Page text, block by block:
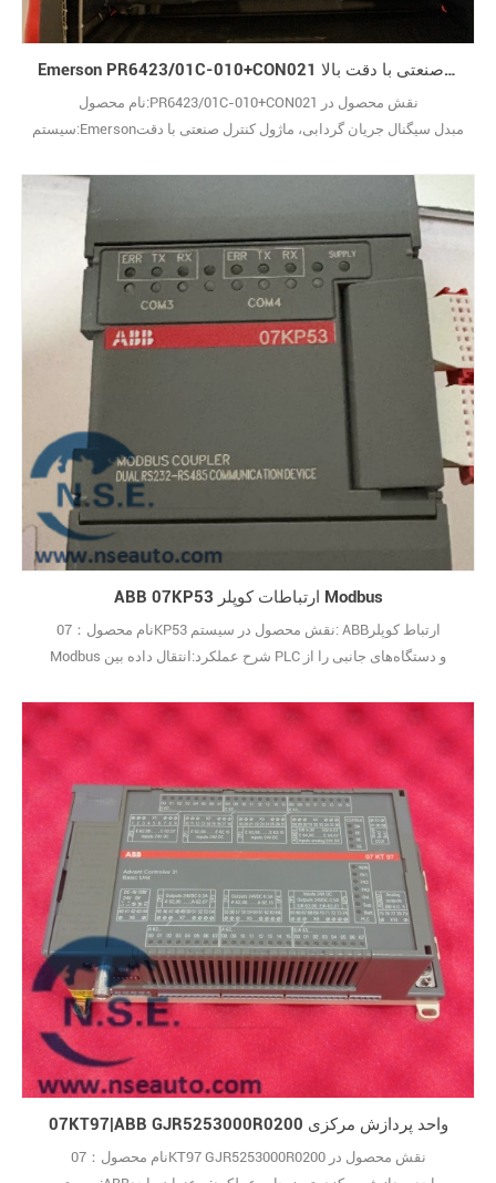
Emerson PR6423/01C-010+CON021 مبدل سیگنال جریان گردابی، ماژول کنترل صنعتی با دقت بالا
نام محصول:PR6423/01C-010+CON021 نقش محصول در
سیستم:Emersonمبدل سیگنال جریان گردابی، ماژول کنترل صنعتی با دقت
ارتعاش شفت و جابجایی محوری توربین‌ها و کمپرسورها. س:
PR6423/01C-010+CON021 برای چه کاری استفاده می‌شود؟ پاسخ: این
یک مجموعه کامل حسگر جریان گردابی است. پراب همراه با مبدل،
ارتعاش روت29
ABB 07KP53 ارتباطات کوپلر Modbus
نام محصول：07KP53 نقش محصول در سیستم: ABBارتباط کوپلر
Modbus شرح عملکرد:انتقال داده بین PLC و دستگاه‌های جانبی را از
استفاده می‌شود؟ پاسخ: این یک کوپلر ارتباطی Modbus است که مسئول
از ماژول‌های ارتباطی معمولی گران‌تر است؟ پاسخ29
07KT97|ABB GJR5253000R0200 واحد پردازش مرکزی
نام محصول：07KT97 GJR5253000R0200 نقش محصول در